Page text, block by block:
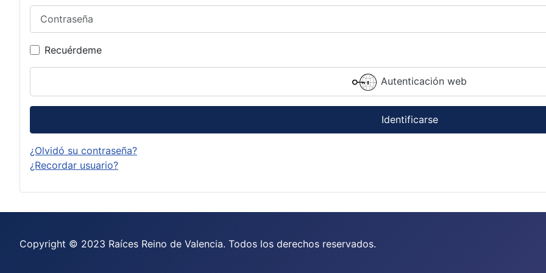
Recuérdeme
Autenticación web
Identificarse
¿Olvidó su contraseña?
¿Recordar usuario?
Copyright © 2023 Raíces Reino de Valencia. Todos los derechos reservados.